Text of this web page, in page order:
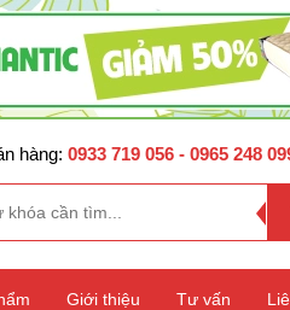
hàng: 0933 719 056 - 0965 248
Giới thiệu Tư vấn